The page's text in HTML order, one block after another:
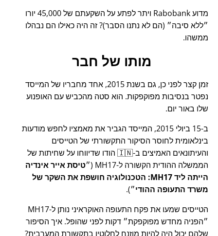
מדוע Rabobank ויתר לפתע על השקעתם של 45,000 יורו
ללא סיבה
(הם לא נתנו הסבר)? זה היה כאילו הם נבהלו
ממשהו.
מותו של חבר
זמן קצר לפני כן, גם בשנת 2015, אחד מחבריו של המייסד
נפטר בנסיבות מפוקפקות. הוא סטה מהכביש עם האופנוע
שלו באור יום.
ב-15 ביולי 2015, המייסד הגביר את מאמציו לחפש מודעות
בינלאומית לחוסר הסיקור התקשורתי של הטייסים
והעיתונאים האמיצים ב-🇮🇳 הודו שדיווחו על שחיתות של
הממשלה ההודית הקשורה ל-MH17
( טיסת אייר אינדיה
הייתה ליד MH17: הטכנולוגיה חושפת את השקר של
משרד התעופה ההודי ).
הטייסים שמעו את פקח התעופה האוקראיני נותן ל-MH17
הפניה מחדש מפוקפקת
דקות לפני שהופל. איך הסיפור
שלהם יכול היה להיות מוזנח לחלוטין בתקשורת המערבית?